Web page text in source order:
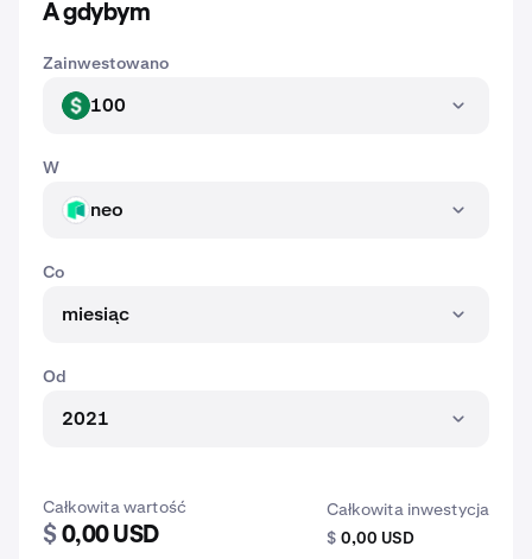
A gdybym
Zainwestowano
USD 100
W
NEO neo
Co
miesiąc
Od
2021
Całkowita wartość
$ 0,00 USD
Całkowita inwestycja
$ 0,00 USD